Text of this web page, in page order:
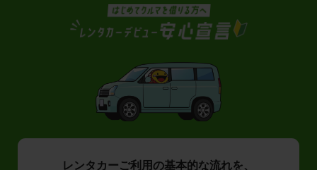
レンタカーご利用の基本的な流れを、